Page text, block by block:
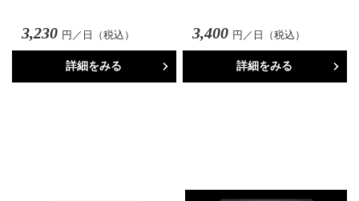
3,230 円／日（税込）
詳細をみる
3,400 円／日（税込）
詳細をみる